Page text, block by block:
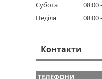
Субота
08:00
Неділя
08:00
Контакти